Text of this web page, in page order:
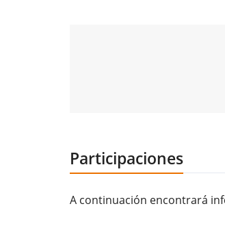
Participaciones
A continuación encontrará